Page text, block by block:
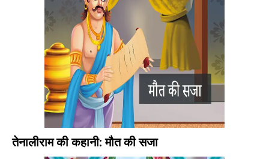
तेनालीराम की कहानी: मौत की सजा